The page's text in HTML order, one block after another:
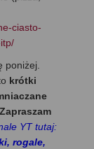
ciasto-
poniżej.
krótki
YT tutaj:
rogale,